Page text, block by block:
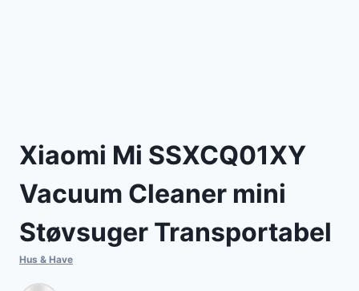
Xiaomi Mi SSXCQ01XY
Vacuum Cleaner mini
Støvsuger Transportabel
Hus & Have